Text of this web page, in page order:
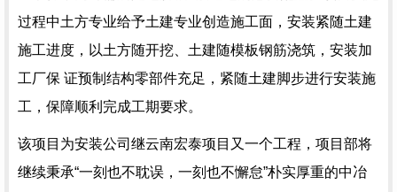
过程中土方专业给予土建专业创造施工面，安装紧随土建
施工进度，以土方随开挖、土建随模板钢筋浇筑，安装加
工厂保 证预制结构零部件充足，紧随土建脚步进行安装施
工，保障顺利完成工期要求。
该项目为安装公司继云南宏泰项目又一个工程，项目部将
继续秉承“一刻也不耽误，一刻也不懈怠”朴实厚重的中冶